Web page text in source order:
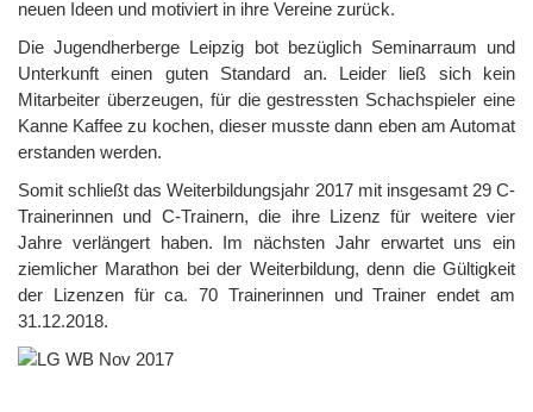
neuen Ideen und motiviert in ihre Vereine zurück.
Die Jugendherberge Leipzig bot bezüglich Seminarraum und
Unterkunft einen guten Standard an. Leider ließ sich kein
Mitarbeiter überzeugen, für die gestressten Schachspieler eine
Kanne Kaffee zu kochen, dieser musste dann eben am Automat
erstanden werden.
Somit schließt das Weiterbildungsjahr 2017 mit insgesamt 29 C-
Trainerinnen und C-Trainern, die ihre Lizenz für weitere vier
Jahre verlängert haben. Im nächsten Jahr erwartet uns ein
ziemlicher Marathon bei der Weiterbildung, denn die Gültigkeit
der Lizenzen für ca. 70 Trainerinnen und Trainer endet am
31.12.2018.